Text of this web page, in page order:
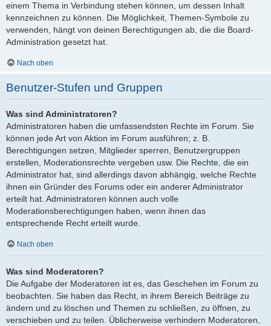
einem Thema in Verbindung stehen können, um dessen Inhalt
kennzeichnen zu können. Die Möglichkeit, Themen-Symbole zu
verwenden, hängt von deinen Berechtigungen ab, die die Board-
Administration gesetzt hat.
Nach oben
Benutzer-Stufen und Gruppen
Was sind Administratoren?
Administratoren haben die umfassendsten Rechte im Forum. Sie
können jede Art von Aktion im Forum ausführen; z. B.
Berechtigungen setzen, Mitglieder sperren, Benutzergruppen
erstellen, Moderationsrechte vergeben usw. Die Rechte, die ein
Administrator hat, sind allerdings davon abhängig, welche Rechte
ihnen ein Gründer des Forums oder ein anderer Administrator
erteilt hat. Administratoren können auch volle
Moderationsberechtigungen haben, wenn ihnen das
entsprechende Recht erteilt wurde.
Nach oben
Was sind Moderatoren?
Die Aufgabe der Moderatoren ist es, das Geschehen im Forum zu
beobachten. Sie haben das Recht, in ihrem Bereich Beiträge zu
ändern und zu löschen und Themen zu schließen, zu öffnen, zu
verschieben und zu teilen. Üblicherweise verhindern Moderatoren,